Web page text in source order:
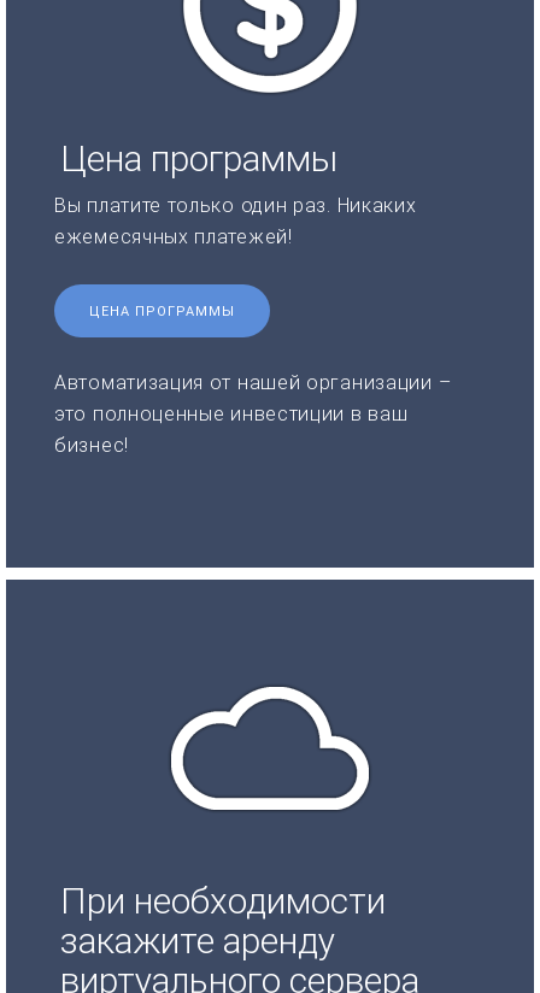
Цена программы
Вы платите только один раз. Никаких
ежемесячных платежей!
ЦЕНА ПРОГРАММЫ
Автоматизация от нашей организации –
это полноценные инвестиции в ваш
бизнес!
При необходимости
закажите аренду
виртуального сервера